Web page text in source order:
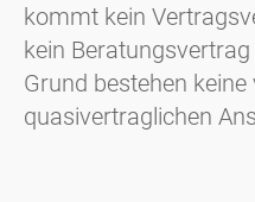
kommt kein
kein
Grund bestehen
quasivertraglichen